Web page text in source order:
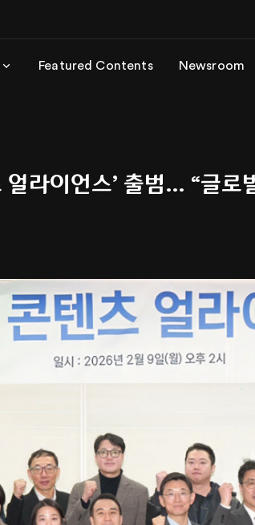
Featured Contents Newsroom
얼라이언스’ 출범… “글